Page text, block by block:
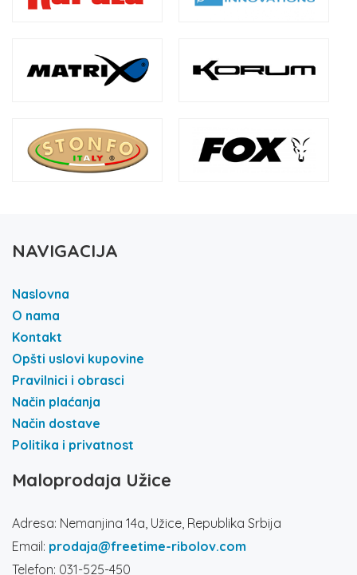
NAVIGACIJA
Naslovna
O nama
Kontakt
Opšti uslovi kupovine
Pravilnici i obrasci
Način plaćanja
Način dostave
Politika i privatnost
Maloprodaja Užice
Adresa: Nemanjina 14a, Užice, Republika Srbija
Email: prodaja@freetime-ribolov.com
Telefon: 031-525-450